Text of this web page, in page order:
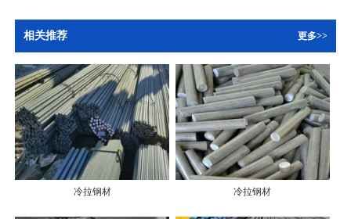
相关推荐 更多>>
冷拉钢材 冷拉钢材